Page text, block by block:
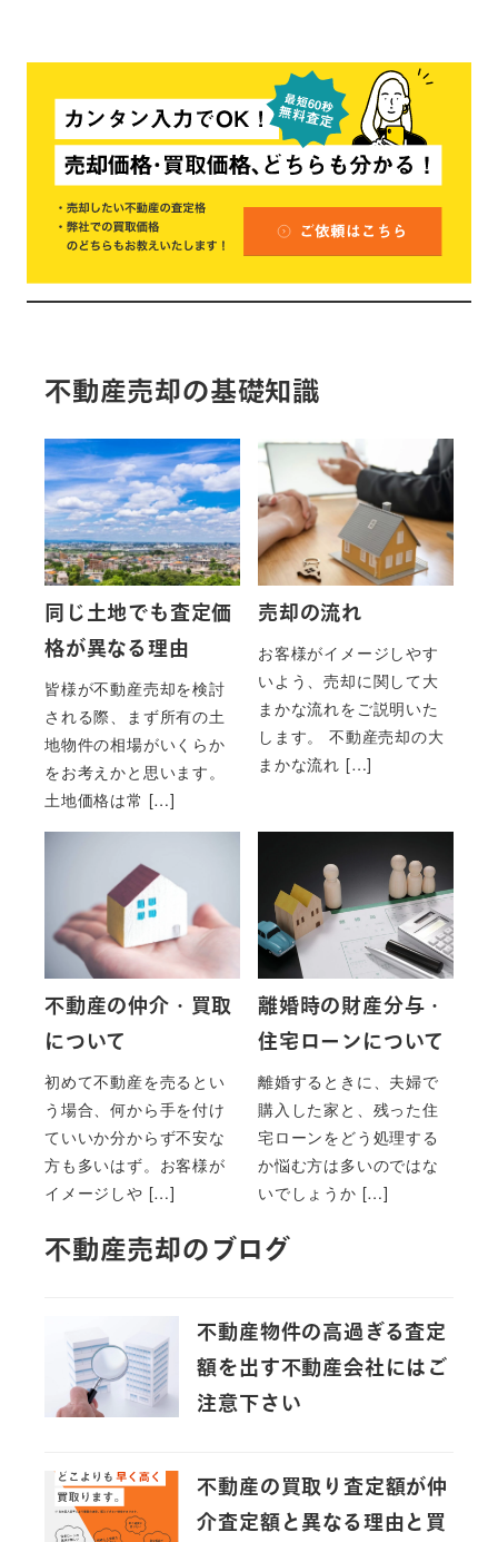
不動産売却の基礎知識
同じ土地でも査定価
格が異なる理由
皆様が不動産売却を検討
される際、まず所有の土
地物件の相場がいくらか
をお考えかと思います。
土地価格は常 […]
売却の流れ
お客様がイメージしやす
いよう、売却に関して大
まかな流れをご説明いた
します。 不動産売却の大
まかな流れ […]
不動産の仲介・買取
について
初めて不動産を売るとい
う場合、何から手を付け
ていいか分からず不安な
方も多いはず。お客様が
イメージしや […]
離婚時の財産分与・
住宅ローンについて
離婚するときに、夫婦で
購入した家と、残った住
宅ローンをどう処理する
か悩む方は多いのではな
いでしょうか […]
不動産売却のブログ
不動産物件の高過ぎる査定
額を出す不動産会社にはご
注意下さい
不動産の買取り査定額が仲
介査定額と異なる理由と買